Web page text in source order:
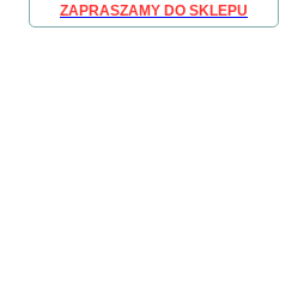
ZAPRASZAMY DO SKLEPU